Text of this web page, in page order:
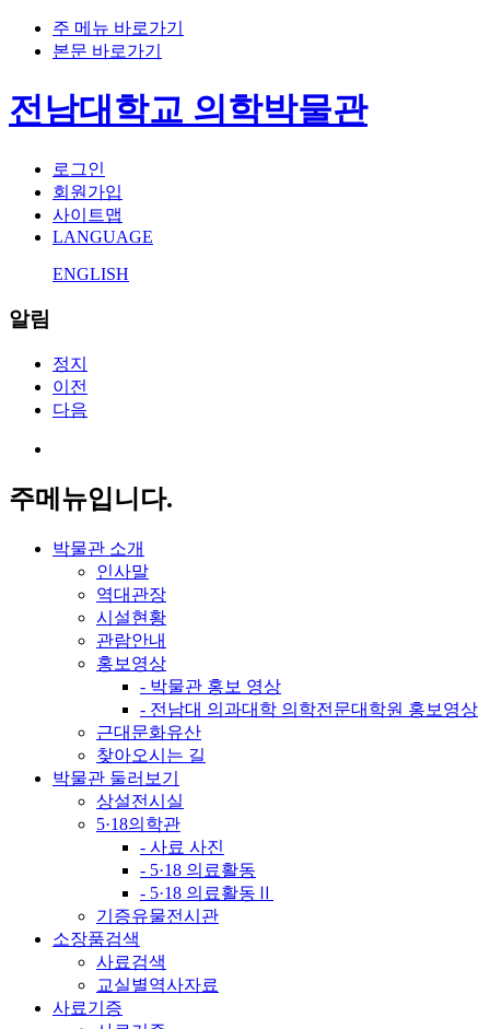
주 메뉴 바로가기
본문 바로가기
전남대학교 의학박물관
로그인
회원가입
사이트맵
LANGUAGE
ENGLISH
알림
정지
이전
다음
주메뉴입니다.
박물관 소개
인사말
역대관장
시설현황
관람안내
홍보영상
- 박물관 홍보 영상
- 전남대 의과대학 의학전문대학원 홍보영상
근대문화유산
찾아오시는 길
박물관 둘러보기
상설전시실
5·18의학관
- 사료 사진
- 5·18 의료활동
- 5·18 의료활동Ⅱ
기증유물전시관
소장품검색
사료검색
교실별역사자료
사료기증